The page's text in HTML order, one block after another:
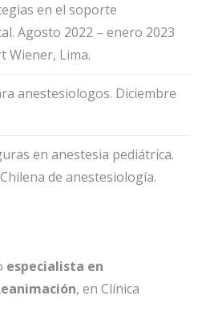
en el soporte
Agosto 2022 – enero 2023
Wiener, Lima.
anestesiologos. Diciembre
en anestesia pediátrica.
de anestesiología.
especialista en
, en Clínica